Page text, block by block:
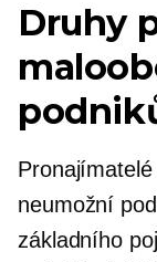
Druhy
neumožní
základního